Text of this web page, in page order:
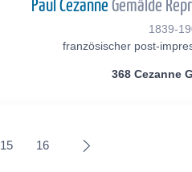
Paul Cezanne Gemälde
1839-
französischer post-
368 Cezanne
15 16